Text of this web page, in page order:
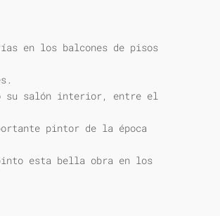
en los balcones de pisos
su salón interior, entre el
pintor de la época
esta bella obra en los